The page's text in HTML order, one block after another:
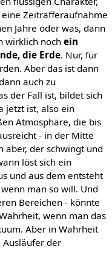
Zeitrafferaufnahme
Jahre oder was, dann
wirklich noch ein
die Erde. Nur, für
Aber das ist dann
auch zu
der Fall ist, bildet sich
jetzt ist, also ein
Atmosphäre, die bis
- in der Mitte
aber, der schwingt und
löst sich ein
und aus dem entsteht
man so will. Und
Bereichen - könnte
wenn man das
Aber in Wahrheit
Ausläufer der